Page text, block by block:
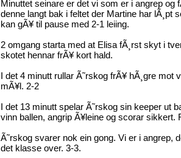
Minuttet seinare er det vi som er i angrep og
denne langt bak i feltet der Martine har lÃ¸pt
kan gÃ¥ til pause med 2-1 leiing.
2 omgang starta med at Elisa fÃ¸rst skyt i
skotet hennar frÃ¥ kort hald.
I det 4 minutt rullar Ã˜rskog frÃ¥ hÃ¸gre mot
mÃ¥l. 2-2
I det 13 minutt spelar Ã˜rskog sin keeper ut
vinn ballen, angrip Ã¥leine og scorar sikkert.
Ã˜rskog svarer nok ein gong. Vi er i angrep,
det klasse over. 3-3.